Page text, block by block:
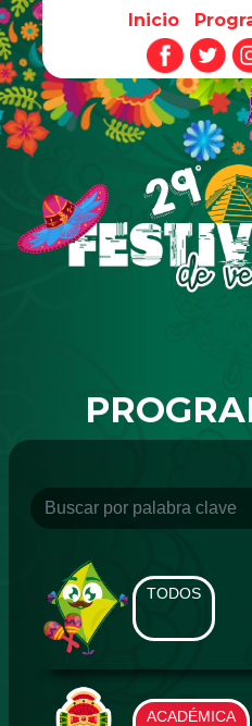
Pasar al contenido principal
Inicio
TODOS
ACADÉMICA